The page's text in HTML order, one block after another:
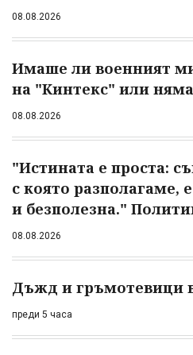
08.08.2026
Имаше ли военният
на "Кинтекс" или
08.08.2026
"Истината е проста:
с която разполагаме,
и безполезна."
08.08.2026
Дъжд и гръмотевици
преди 5 часа